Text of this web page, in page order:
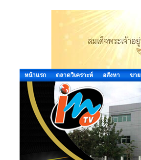
หน้าแรก ตลาดวิเคราะห์ อสังหา ขา